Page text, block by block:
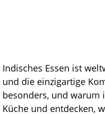
Indisches Essen ist
und die einzigartige
besonders, und warum
Küche und entdecken,